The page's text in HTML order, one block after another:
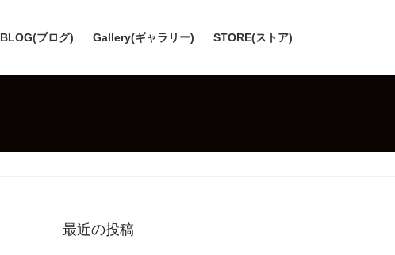
BLOG(ブログ) Gallery(ギャラリー) STORE(ストア)
最近の投稿